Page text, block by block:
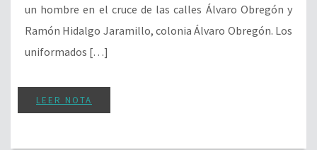
un hombre en el cruce de las calles Álvaro Obregón y
Ramón Hidalgo Jaramillo, colonia Álvaro Obregón. Los
uniformados […]
LEER NOTA